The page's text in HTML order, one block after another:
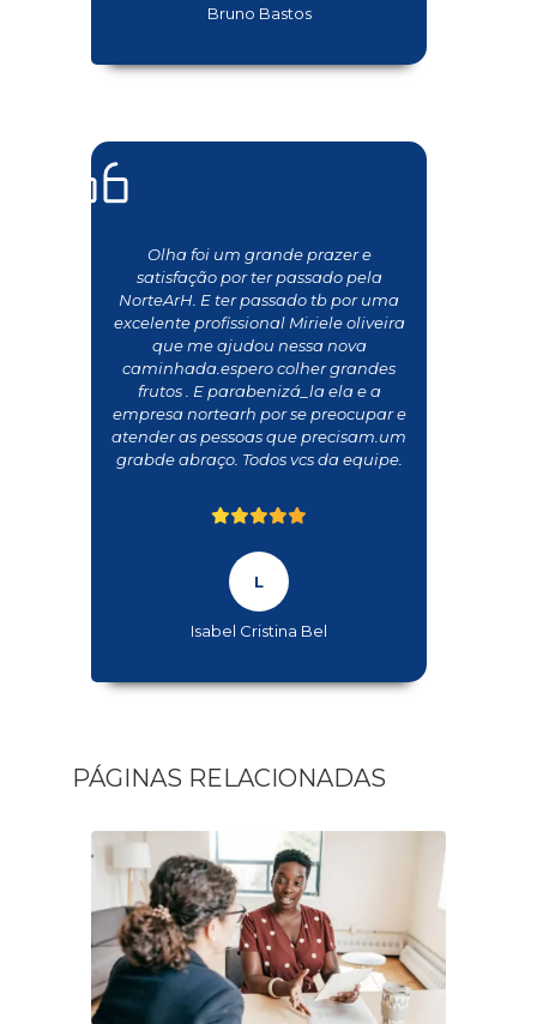
Bruno Bastos
Olha foi um grande prazer e
satisfação por ter passado pela
NorteArH. E ter passado tb por uma
excelente profissional Miriele oliveira
que me ajudou nessa nova
caminhada.espero colher grandes
frutos . E parabenizá_la ela e a
empresa nortearh por se preocupar e
atender as pessoas que precisam.um
grabde abraço. Todos vcs da equipe.
Isabel Cristina Bel
PÁGINAS RELACIONADAS